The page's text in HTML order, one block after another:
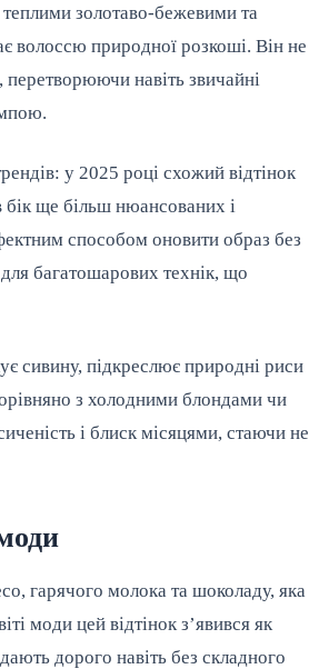
золотаво-бежевими та
волоссю природної розкоші. Він не
навіть звичайні
у 2025 році схожий відтінок
бік ще більш нюансованих і
способом оновити образ без
багатошарових технік, що
сивину, підкреслює природні риси
з холодними блондами чи
і блиск місяцями, стаючи не
гарячого молока та шоколаду, яка
моди цей відтінок з’явився як
дорого навіть без складного